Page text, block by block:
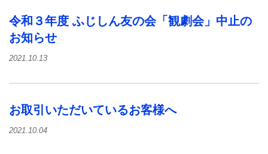
令和３年度 ふじしん友の会「観劇会」中止の
お知らせ
2021.10.13
お取引いただいているお客様へ
2021.10.04